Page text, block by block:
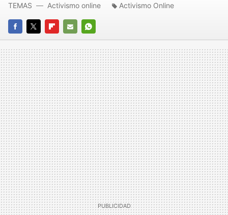
FACEBOOK
TWITTERFLIPBOARD
E-
MAIL
WHATSAPP
TEMAS Activismo online Activismo Online